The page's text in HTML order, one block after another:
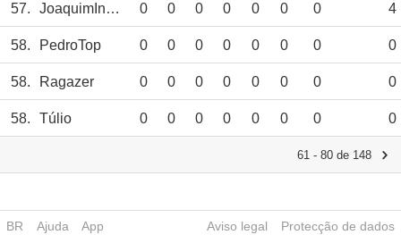
57. JoaquimInacio 0 0 0 0 0 0 0 4
58. PedroTop 0 0 0 0 0 0 0 0
58. Ragazer 0 0 0 0 0 0 0 0
58. Túlio 0 0 0 0 0 0 0 0
61 - 80 de 148
BR Ajuda App Aviso legal Protecção de dados